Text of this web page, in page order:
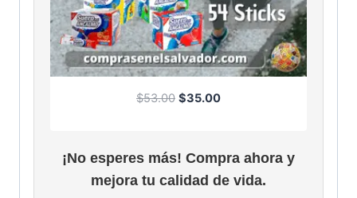
$53.00 E
r
c
$35.00E
r
e
c
¡No esperes más! Compra ahora y
mejora tu calidad de vida.